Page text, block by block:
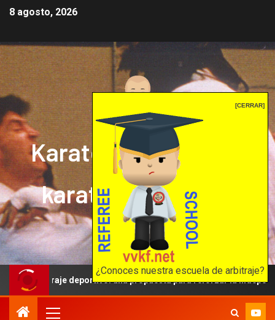
[CERRAR]
¿Conoces nuestra escuela de arbitraje?
8 agosto, 2026
Karate mrprepor: el
karate en internet
El karate en internet
deportivo: una propuesta para reforzar la independencia